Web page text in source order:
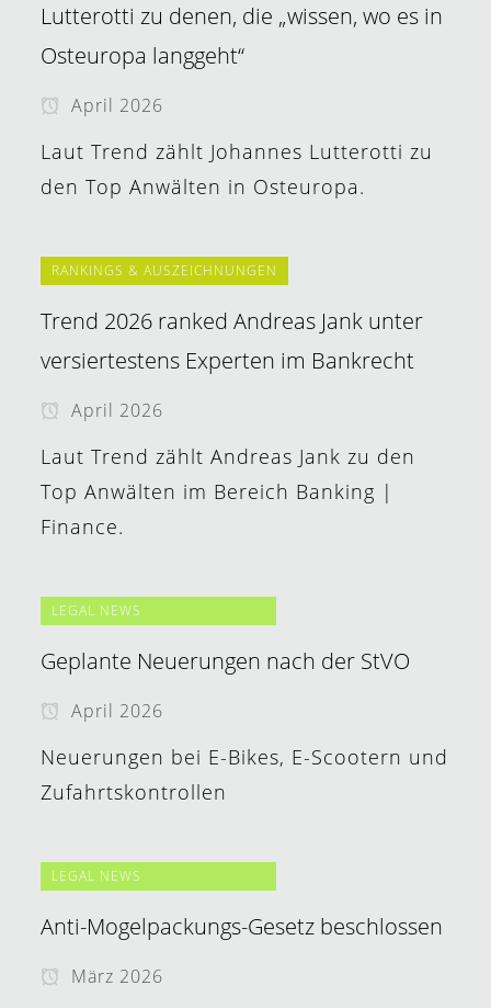
Lutterotti zu denen, die „wissen, wo es in
Osteuropa langgeht“
April 2026
Laut Trend zählt Johannes Lutterotti zu
den Top Anwälten in Osteuropa.
RANKINGS & AUSZEICHNUNGEN
Trend 2026 ranked Andreas Jank unter
versiertestens Experten im Bankrecht
April 2026
Laut Trend zählt Andreas Jank zu den
Top Anwälten im Bereich Banking |
Finance.
LEGAL NEWS
Geplante Neuerungen nach der StVO
April 2026
Neuerungen bei E-Bikes, E-Scootern und
Zufahrtskontrollen
LEGAL NEWS
Anti-Mogelpackungs-Gesetz beschlossen
März 2026